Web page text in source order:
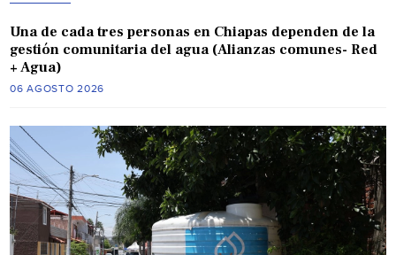
Una de cada tres personas en Chiapas dependen de la
gestión comunitaria del agua (Alianzas comunes- Red
+ Agua)
06 AGOSTO 2026